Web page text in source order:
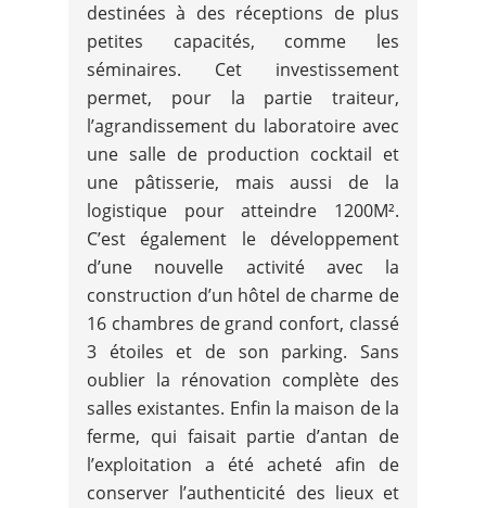
destinées à des réceptions de plus
petites capacités, comme les
séminaires. Cet investissement
permet, pour la partie traiteur,
l’agrandissement du laboratoire avec
une salle de production cocktail et
une pâtisserie, mais aussi de la
logistique pour atteindre 1200M².
C’est également le développement
d’une nouvelle activité avec la
construction d’un hôtel de charme de
16 chambres de grand confort, classé
3 étoiles et de son parking. Sans
oublier la rénovation complète des
salles existantes. Enfin la maison de la
ferme, qui faisait partie d’antan de
l’exploitation a été acheté afin de
conserver l’authenticité des lieux et